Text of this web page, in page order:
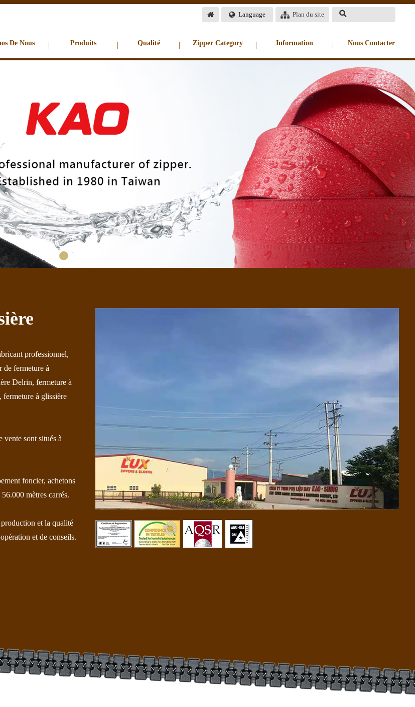
Language Plan du site
De Nous Produits Qualité Zipper Category Information Nous Contacter
professionnel,
de fermeture à
Delrin, fermeture à
fermeture à glissière
vente sont situés à
foncier, achetons
mètres carrés.
et la qualité
et de conseils.